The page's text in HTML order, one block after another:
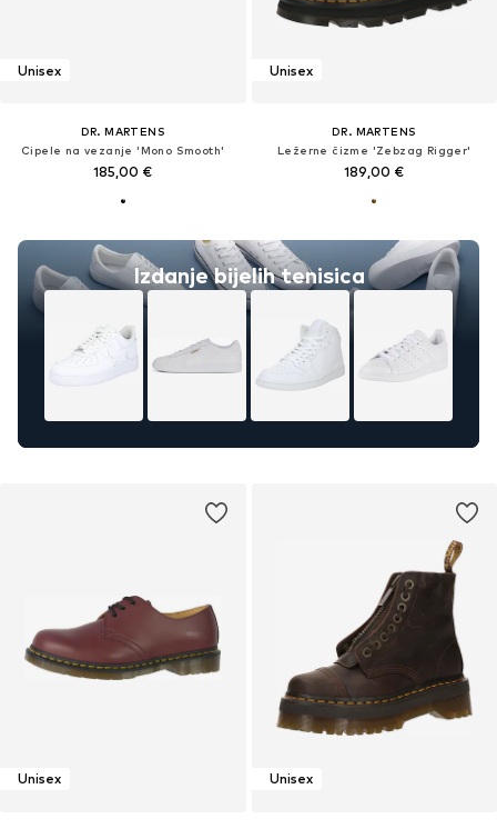
Unisex
DR. MARTENS
Cipele na vezanje 'Mono Smooth'
185,00 €
Izdanje bijelih tenisica
Unisex
DR. MARTENS
Ležerne čizme 'Zebzag Rigger'
189,00 €
Unisex Unisex